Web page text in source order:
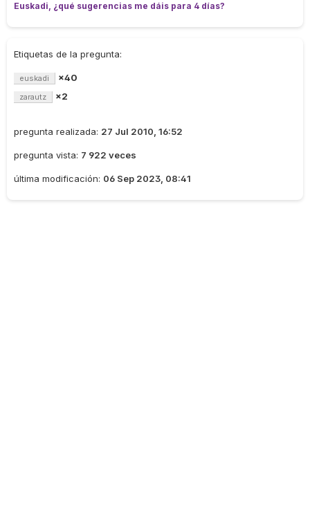
Euskadi, ¿qué sugerencias me dáis para 4 días?
Etiquetas de la pregunta:
euskadi ×40
zarautz ×2
pregunta realizada: 27 Jul 2010, 16:52
pregunta vista: 7 922 veces
última modificación: 06 Sep 2023, 08:41